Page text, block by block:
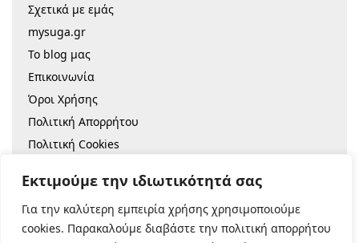
Εκτιμούμε την ιδιωτικότητά σας
Για την καλύτερη εμπειρία χρήσης χρησιμοποιούμε
cookies. Παρακαλούμε διαβάστε την πολιτική απορρήτου
Σχετικά με εμάς
mysuga.gr
Το blog μας
Επικοινωνία
Όροι Χρήσης
Πολιτική Απορρήτου
Πολιτική Cookies
© 2022 |Κατασκευή Eshop